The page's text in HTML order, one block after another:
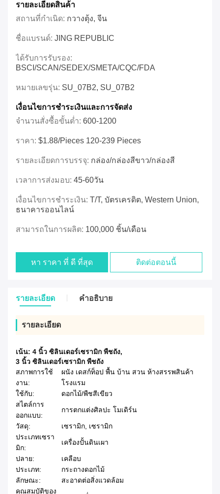
รายละเอียดสินค้า
สถานที่กำเนิด: กวางตุ้ง, จีน
ชื่อแบรนด์: JING REPUBLIC
ได้รับการรับรอง:
BSCI/SCAN/SEDEX/SMETA/CQC/FDA
หมายเลขรุ่น: SU_07B2, SU_07B2
เงื่อนไขการชําระเงินและการจัดส่ง
จำนวนสั่งซื้อขั้นต่ำ: 600-1200
ราคา: $1.88/pieces 120-239 Pieces
รายละเอียดการบรรจุ: กล่อง/กล่องสีขาว/กล่องสี
เวลาการส่งมอบ: 45-60วัน
เงื่อนไขการชำระเงิน: T/T, บัตรเครดิต, Western Union,
ธนาคารออนไลน์
สามารถในการผลิต: 100,000 ชิ้น/เดือน
หา ราคา ที่ ดี ที่สุด ติดต่อตอนนี้
รายละเอียด คําอธิบาย
รายละเอียด
เน้น: 4 นิ้ว ซิลินเดอร์เซรามิก พืชถัง,
3 นิ้ว ซิลินเดอร์เซรามิก พืชถัง
สภาพการใช้
งาน:
ผนัง เดสก์ท็อป พื้น บ้าน สวน ห้างสรรพสินค้า
โรงแรม
ใช้กับ:
ดอกไม้/พืชสีเขียว
สไตล์การ
ออกแบบ:
การตกแต่งศิลปะ โมเดิร์น
วัสดุ:
เซรามิก, เซรามิก
ประเภทเซรา
มิก:
เครื่องปั้นดินเผา
ปลาย:
เคลือบ
ประเภท:
กระถางดอกไม้
ลักษณะ:
สะอาดต่อสิ่งแวดล้อม
คุณสมบัติของ